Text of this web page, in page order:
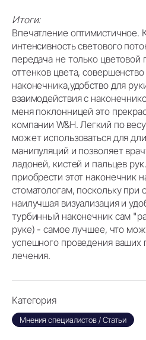
Итоги:
Впечатление оптимистичное.
интенсивность светового
передача не только цветовой
оттенков цвета,
наконечника,удобство для
взаимодействия с
меня поклонницей это
компании W&H. Легкий по
может использоваться для
манипуляций и позволяет
ладоней, кистей и пальцев
приобрести этот наконечник
стоматологам, поскольку при
наилучшая визуализация и
турбинный наконечник сам
руке) - самое лучшее, что
успешного проведения ваших
лечения.
Категория
Мнения специалистов / Статьи